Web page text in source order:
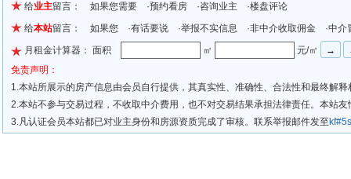
给业主留言： 如果您需要 ·预约看房 ·咨询业主 ·楼盘评论
给本站留言： 如果您 ·有话要说 ·举报不实信息 ·非中介收取佣金 ·中介
月租金计算器： 面积
㎡
元/㎡
免责声明：
1.本站所展示的房产信息由会员自行提供，其真实性、准确性、合法性和最终解
2.本站不参与交易过程，不收取中介费用，也不对交易结果承担法律责任。本站
3.凡认证会员本站都已对业主身份和房源资质完成了审核。联系举报邮件发至